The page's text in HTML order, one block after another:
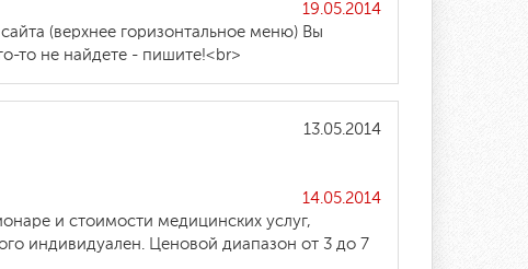
19.05.2014
(верхнее горизонтальное меню) Вы
то не найдете - пишите!<br>
13.05.2014
14.05.2014
и стоимости медицинских услуг,
индивидуален. Ценовой диапазон от 3 до 7